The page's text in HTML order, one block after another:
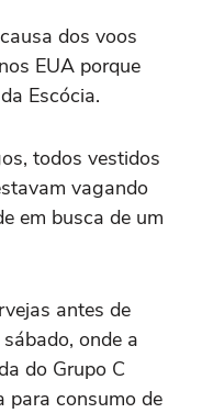
dos voos
EUA porque
Escócia.
todos vestidos
vagando
em busca de um
antes de
onde a
do ‌Grupo C
para consumo de